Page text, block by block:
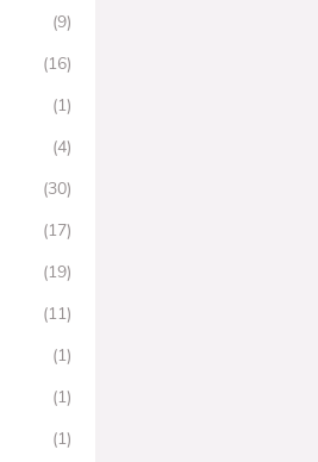
(9)
(16)
(1)
(4)
(30)
(17)
(19)
(11)
(1)
(1)
(1)